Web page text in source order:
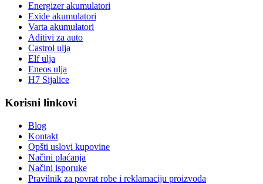
Energizer akumulatori
Exide akumulatori
Varta akumulatori
Aditivi za auto
Castrol ulja
Elf ulja
Eneos ulja
H7 Sijalice
Korisni linkovi
Blog
Kontakt
Opšti uslovi kupovine
Načini plaćanja
Načini isporuke
Pravilnik za povrat robe i reklamaciju proizvoda